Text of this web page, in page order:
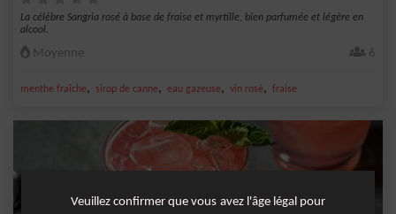
La célèbre Sangria rosé à base de fraise et myrtille, bien parfumée et légère en
alcool.
Moyenne 6
menthe fraîche, sirop de canne, eau gazeuse, vin rosé, fraise
Veuillez confirmer que vous avez l'âge légal pour